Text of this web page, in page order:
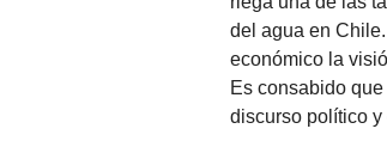
del agua en
económico la
Es consabido
discurso político